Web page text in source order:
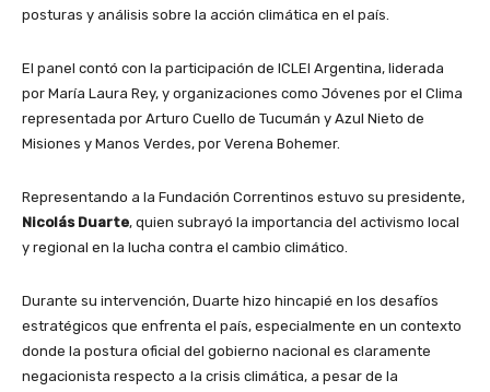
posturas y análisis sobre la acción climática en el país.
El panel contó con la participación de ICLEI Argentina, liderada
por María Laura Rey, y organizaciones como Jóvenes por el Clima
representada por Arturo Cuello de Tucumán y Azul Nieto de
Misiones y Manos Verdes, por Verena Bohemer.
Representando a la Fundación Correntinos estuvo su presidente,
Nicolás Duarte, quien subrayó la importancia del activismo local
y regional en la lucha contra el cambio climático.
Durante su intervención, Duarte hizo hincapié en los desafíos
estratégicos que enfrenta el país, especialmente en un contexto
donde la postura oficial del gobierno nacional es claramente
negacionista respecto a la crisis climática, a pesar de la